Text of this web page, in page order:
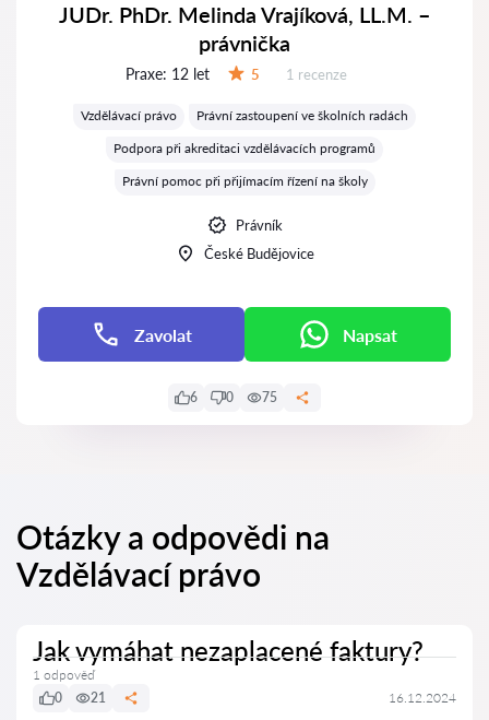
JUDr. PhDr. Melinda Vrajíková, LL.M. –
právnička
Praxe: 12 let 5 Recenzí:
1 recenze
Vzdělávací právo
Právní zastoupení ve školních radách
Podpora při akreditaci vzdělávacích programů
Právní pomoc při přijímacím řízení na školy
Právník
České Budějovice
Zavolat Napsat
6 0 75
Otázky a odpovědi na
Vzdělávací právo
Jak vymáhat nezaplacené faktury?
1 odpověď
0
21 16.12.2024